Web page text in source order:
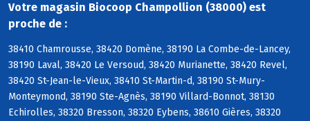
Votre magasin Biocoop Champollion (38000) est
proche de :
38410 Chamrousse, 38420 Domène, 38190 La Combe-de-Lancey,
38190 Laval, 38420 Le Versoud, 38420 Murianette, 38420 Revel,
38420 St-Jean-le-Vieux, 38410 St-Martin-d, 38190 St-Mury-
Monteymond, 38190 Ste-Agnès, 38190 Villard-Bonnot, 38130
Echirolles, 38320 Bresson, 38320 Eybens, 38610 Gières, 38320